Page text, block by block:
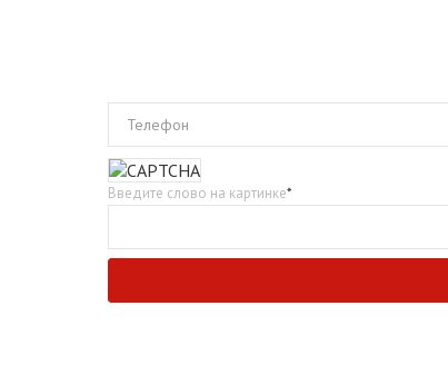
Телефон
Введите слово на картинке*